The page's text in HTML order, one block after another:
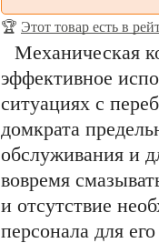
🏆 Этот товар есть в
Механическая
эффективное
ситуациях с
домкрата
обслуживания и
вовремя
и отсутствие
персонала для